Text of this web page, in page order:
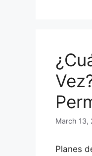
March 13,
Planes